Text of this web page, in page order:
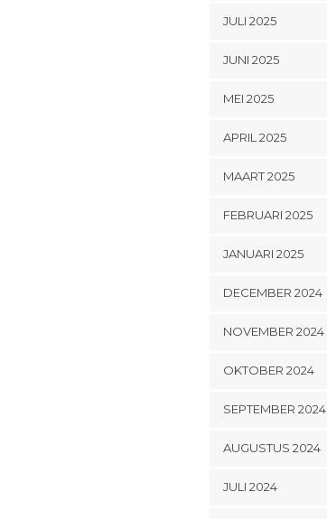
JULI 2025
JUNI 2025
MEI 2025
APRIL 2025
MAART 2025
FEBRUARI 2025
JANUARI 2025
DECEMBER 2024
NOVEMBER 2024
OKTOBER 2024
SEPTEMBER 2024
AUGUSTUS 2024
JULI 2024